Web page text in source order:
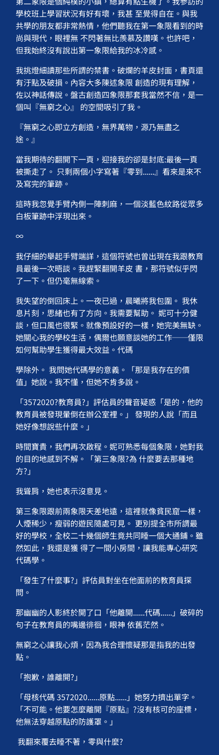
學校班上學習狀況有好有壞，我甚 至覺得自在。與我
共學的朋友都非常熱情，他們聽我在第一象限看到的時
尚與現代，眼裡無 不閃著無比羨慕及讚嘆。也許吧，
但我始終沒有說出第一象限給我的冰冷感。
我挑燈細讀那些所謂的禁書。破爛的羊皮封面，書頁還
有汙點及破損。內容大多陳述象限 創造的現有理解，
佐以神話傳說。盤古創造四象限那套我當然不信，是一
個叫『無窮之心』 的空間吸引了我。
『無窮之心即立方創造，無界萬物，源乃無盡之
途。』
當我期待的翻開下一頁，迎接我的卻是封底:最後一頁
被撕走了。 只剩兩個小字寫著『零到......』看來是來不
及寫完的筆跡。
這時我忽覺手臂內側一陣刺麻，一個淡藍色紋路從眾多
白板筆跡中浮現出來。
∞
我仔細的舉起手臂端詳，這個符號也曾出現在我跟教育
員最後一次晤談。我趕緊翻開羊皮 書，那符號似乎閃
了一下。但仍毫無線索。
我失望的倒回床上。一夜已過，晨曦將我包圍。 我休
息片刻，思緒也有了方向。我需要幫助。 妮可十分健
談，但口風也很緊。就像預設好的一樣，她完美無缺。
她關心我的學校生活，偶爾也願意談她的工作──僅限
如何幫助學生獲得最大效益。代碼
學除外。 我問她代碼學的意義。「那是我存在的價
值」她說。我不懂，但她不肯多說。
「3572020?教育員?」評估員的聲音疑惑「是的，他的
教育員被發現暈倒在辦公室裡。」 發現的人說「而且
她好像想說些什麼。」
時間寶貴，我們再次啟程。妮可熟悉每個象限，她對我
的目的地感到不解。「第三象限?為 什麼要去那種地
方?」
我聳肩，她也表示沒意見。
第三象限跟前兩象限天差地遠，這裡就像貧民窟一樣，
人煙稀少，瘦弱的遊民隨處可見。 更別提全市所謂最
好的學校，全校二十幾個師生竟共同睡一個大通鋪。雖
然如此，我還是獲 得了一間小房間，讓我能專心研究
代碼學。
「發生了什麼事?」評估員對坐在他面前的教育員探
問。
那幽幽的人影終於開了口「他離開......代碼......」破碎的
句子在教育員的嘴邊徘徊，眼神 依舊茫然。
無窮之心讓我心煩，因為我合理懷疑那是指我的出發
點。
「抱歉，誰離開?」
「母核代碼 3572020......原點......」她努力擠出單字。
「不可能。他要怎麼離開『原點』?沒有核可的座標，
他無法穿越原點的防護罩。」
我翻來覆去睡不著，零與什麼?